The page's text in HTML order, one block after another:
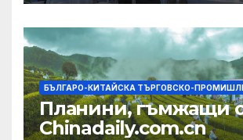
БЪЛГАРО-КИТАЙСКА ТЪРГОВСКО-
Планини, гъмжащи
Chinadaily.com.cn